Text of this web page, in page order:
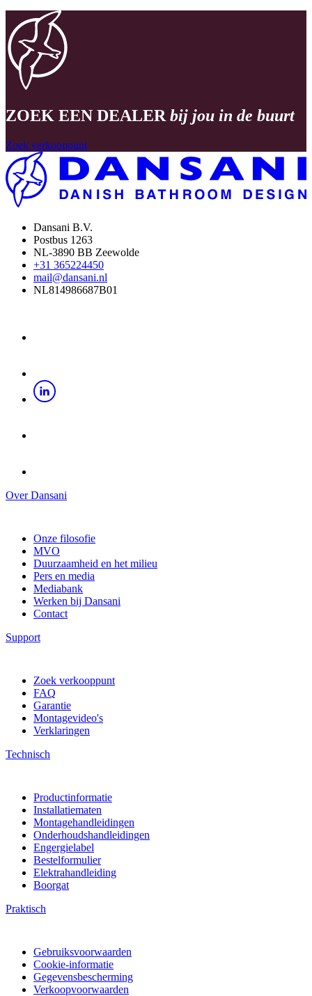
ZOEK EEN DEALER bij jou in de buurt
Zoek verkooppunt
Dansani B.V.
Postbus 1263
NL-3890 BB Zeewolde
+31 365224450
mail@dansani.nl
NL814986687B01
Over Dansani
Onze filosofie
MVO
Duurzaamheid en het milieu
Pers en media
Mediabank
Werken bij Dansani
Contact
Support
Zoek verkooppunt
FAQ
Garantie
Montagevideo's
Verklaringen
Technisch
Productinformatie
Installatiematen
Montagehandleidingen
Onderhoudshandleidingen
Engergielabel
Bestelformulier
Elektrahandleiding
Boorgat
Praktisch
Gebruiksvoorwaarden
Cookie-informatie
Gegevensbescherming
Verkoopvoorwaarden